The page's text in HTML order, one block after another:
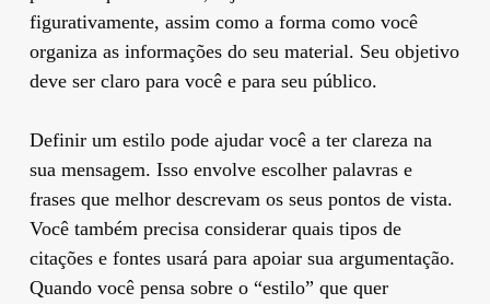
figurativamente, assim como a forma como você
organiza as informações do seu material. Seu objetivo
deve ser claro para você e para seu público.
Definir um estilo pode ajudar você a ter clareza na
sua mensagem. Isso envolve escolher palavras e
frases que melhor descrevam os seus pontos de vista.
Você também precisa considerar quais tipos de
citações e fontes usará para apoiar sua argumentação.
Quando você pensa sobre o “estilo” que quer